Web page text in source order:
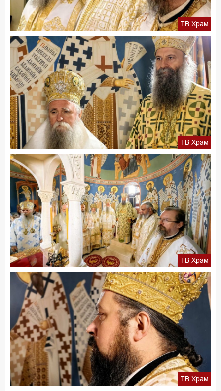
ТВ Храм
ТВ Храм
ТВ Храм
ТВ Храм